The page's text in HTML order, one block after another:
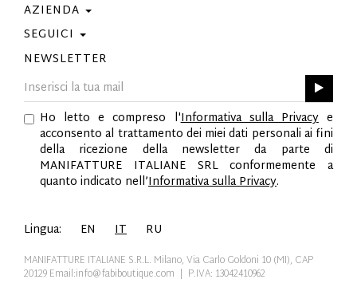
Contattaci
Condizioni Di Acquisto
Guida Taglie
AZIENDA
Privacy Policy
Cookie Policy
Best Of Fabi
GPSR
SEGUICI
Facebook
Instagram
Pinterest
Twitter
YouTube
LinkedIn
NEWSLETTER
Ho letto e compreso l'Informativa sulla Privacye
acconsento al trattamento dei miei dati personali ai fini
della ricezione della newsletter da parte di
MANIFATTURE ITALIANE SRL conformemente a
quanto indicato nell’Informativa sulla Privacy.
Lingua: EN IT RU
MANIFATTURE ITALIANE S.R.L. Milano, Via Carlo Goldoni 10 (MI), CAP
20129Email:info@fabiboutique.com | P.IVA: 13042410962